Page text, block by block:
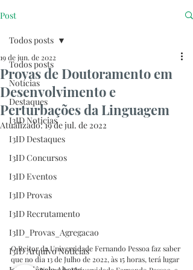
Post
Todos posts
Notícias
Destaques
I3ID Noticias
I3ID Destaques
I3ID Concursos
I3ID Eventos
I3ID Provas
I3ID Recrutamento
I3ID_Provas_Agregacao
I3ID Arquivo Notícias
Todos posts
Provas de Doutoramento em
Desenvolvimento e
Perturbações da Linguagem
19 de jun. de 2022
Atualizado:19 de jul. de 2022
O Reitor da Universidade Fernando Pessoa faz saber
que no dia 13 de Julho de 2022, às 15 horas, terá lugar